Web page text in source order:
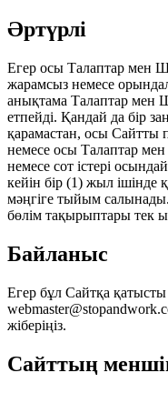
Әртүрлі
Егер осы Талаптар мен
жарамсыз немесе
анықтама Талаптар мен
етпейді. Қандай да бір
қарамастан, осы Сайтты
немесе осы Талаптар
немесе сот істері
кейін бір (1) жыл ішінде
мәңгіге тыйым
бөлім тақырыптары тек
Байланыс
Егер бұл Сайтқа қатысты
жіберіңіз.
Сайттың